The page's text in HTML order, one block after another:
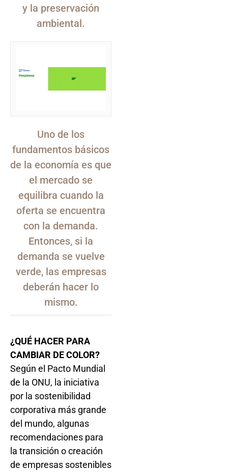
y la preservación
ambiental.
Uno de los
fundamentos básicos
de la economía es que
el mercado se
equilibra cuando la
oferta se encuentra
con la demanda.
Entonces, si la
demanda se vuelve
verde, las empresas
deberán hacer lo
mismo.
¿QUÉ HACER PARA
CAMBIAR DE COLOR?
Según el Pacto Mundial
de la ONU, la iniciativa
por la sostenibilidad
corporativa más grande
del mundo, algunas
recomendaciones para
la transición o creación
de empresas sostenibles